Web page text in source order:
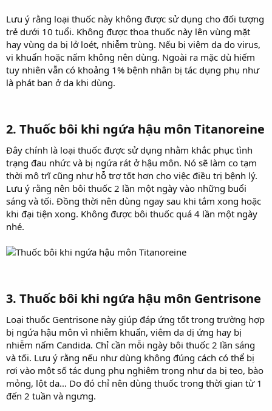
Lưu ý rằng loại thuốc này không được sử dụng cho đối tượng
trẻ dưới 10 tuổi. Không được thoa thuốc này lên vùng mặt
hay vùng da bị lở loét, nhiễm trùng. Nếu bị viêm da do virus,
vi khuẩn hoặc nấm không nên dùng. Ngoài ra mặc dù hiếm
tuy nhiên vẫn có khoảng 1% bệnh nhân bị tác dụng phụ như
là phát ban ở da khi dùng.
2. Thuốc bôi khi ngứa hậu môn Titanoreine​
Đây chính là loại thuốc được sử dụng nhằm khắc phục tình
trạng đau nhức và bị ngứa rát ở hậu môn. Nó sẽ làm co tạm
thời mô trĩ cũng như hỗ trợ tốt hơn cho việc điều trị bệnh lý.
Lưu ý rằng nên bôi thuốc 2 lần một ngày vào những buổi
sáng và tối. Đồng thời nên dùng ngay sau khi tắm xong hoặc
khi đại tiện xong. Không được bôi thuốc quá 4 lần một ngày
nhé.
3. Thuốc bôi khi ngứa hậu môn Gentrisone​
Loại thuốc Gentrisone này giúp đáp ứng tốt trong trường hợp
bị ngứa hậu môn vì nhiễm khuẩn, viêm da dị ứng hay bị
nhiễm nấm Candida. Chỉ cần mỗi ngày bôi thuốc 2 lần sáng
và tối. Lưu ý rằng nếu như dùng không đúng cách có thể bị
rơi vào một số tác dụng phụ nghiêm trọng như da bị teo, bào
mỏng, lột da… Do đó chỉ nên dùng thuốc trong thời gian từ 1
đến 2 tuần và ngưng.